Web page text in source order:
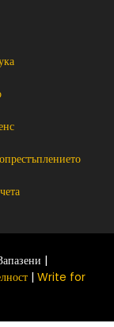
|
| Write for